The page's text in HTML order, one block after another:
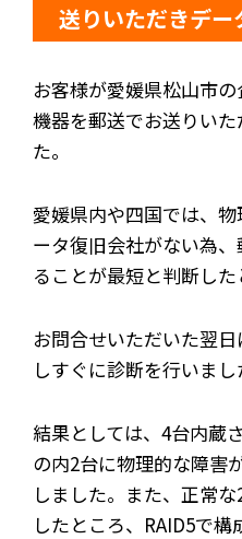
送りいただきデ
お客様が愛媛県松山市
機器を郵送でお送りい
た。
愛媛県内や四国では、
ータ復旧会社がない為
ることが最短と判断した
お問合せいただいた翌
しすぐに診断を行いまし
結果としては、4台内蔵
の内2台に物理的な障害
しました。また、正常
したところ、RAID5で